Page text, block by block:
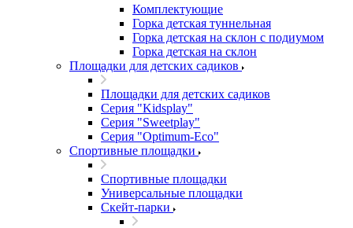
Комплектующие
Горка детская туннельная
Горка детская на склон с подиумом
Горка детская на склон
Площадки для детских садиков
Площадки для детских садиков
Серия "Kidsplay"
Серия "Sweetplay"
Серия "Оptimum-Еco"
Спортивные площадки
Спортивные площадки
Универсальные площадки
Скейт-парки